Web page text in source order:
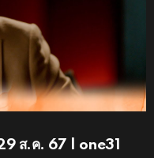
ส.ค. 67 | one31